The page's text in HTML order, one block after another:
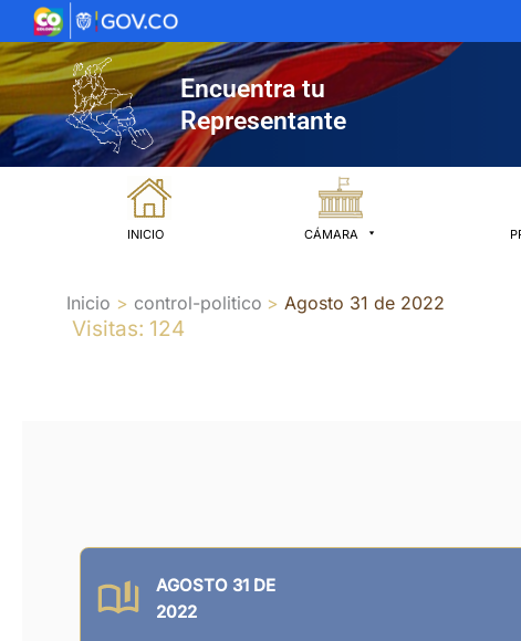
al
contenido
Encuentra tu
Representante
INICIO CÁMARA
Inicio control-politico Agosto 31 de 2022
Visitas: 124
AGOSTO 31 DE
2022